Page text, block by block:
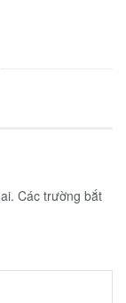
Các trường bắt